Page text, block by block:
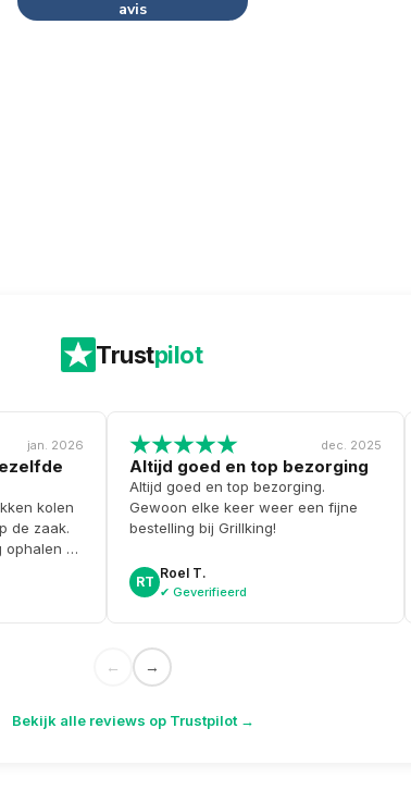
avis
Trustpilot
jan. 2026
kolen
de zaak.
en
dec. 2025
Altijd goed en top bezorging
Altijd goed en top bezorging.
Gewoon elke keer weer een fijne
bestelling bij Grillking!
RT
Roel T.
✔ Geverifieerd
← →
Bekijk alle reviews op Trustpilot →